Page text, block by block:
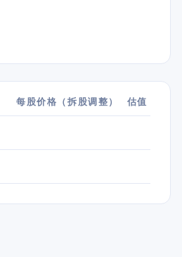
每股价格（拆股调整） 估值